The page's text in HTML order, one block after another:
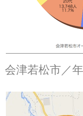
会津若松市／